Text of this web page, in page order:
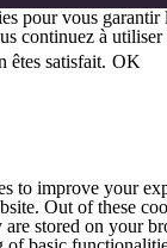
pour vous garantir
continuez à utiliser
êtes satisfait. OK
to improve your
Out of these
are stored on your